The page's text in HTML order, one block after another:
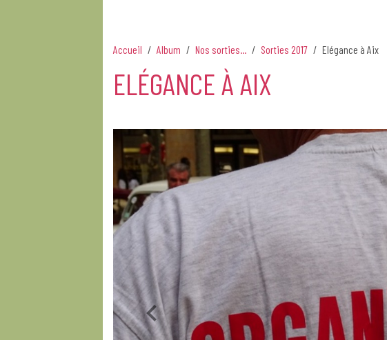
Accueil Album Nos sorties... Sorties 2017 Elégance à Aix
ELÉGANCE À AIX